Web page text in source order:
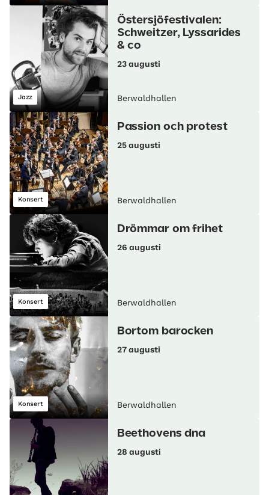
Jazz
Östersjöfestivalen:
Schweitzer, Lyssarides
& co
23 augusti
Berwaldhallen
Konsert
Passion och protest
25 augusti
Berwaldhallen
Konsert
Drömmar om frihet
26 augusti
Berwaldhallen
Konsert
Bortom barocken
27 augusti
Berwaldhallen
Beethovens dna
28 augusti